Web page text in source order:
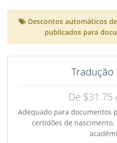
Descontos automáticos
publicados para
Tradução
De $31.75
Adequado para documentos
certidões de